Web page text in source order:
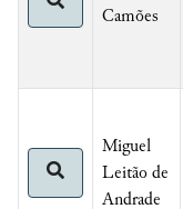
Camões
Miguel
Leitão de
Andrade